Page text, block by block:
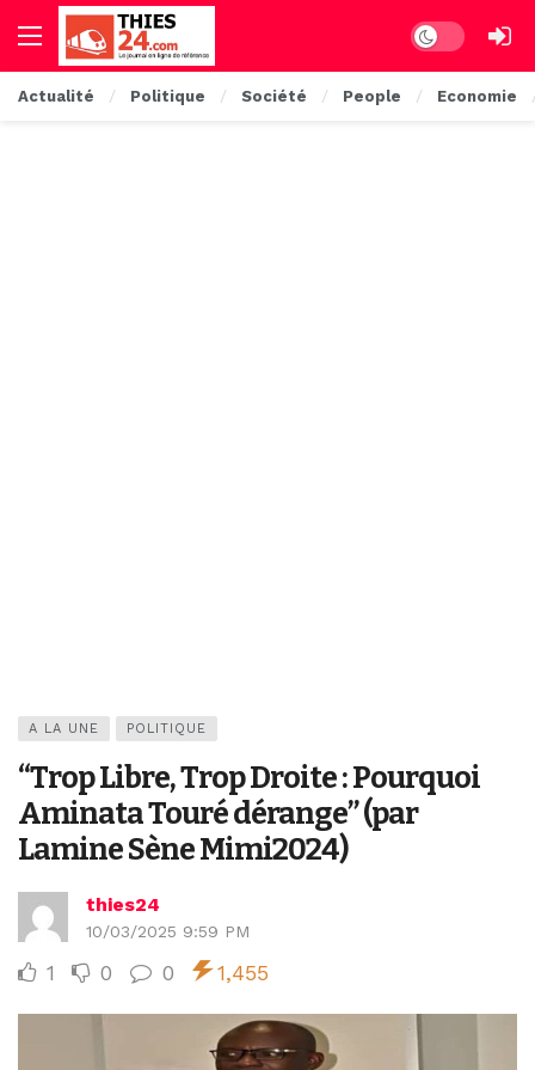
Dark mode
Actualité Politique Société People Economie
A LA UNE POLITIQUE
“Trop Libre, Trop Droite : Pourquoi
Aminata Touré dérange” (par
Lamine Sène Mimi2024)
thies24
10/03/2025 9:59 PM
1 0 0 1,455